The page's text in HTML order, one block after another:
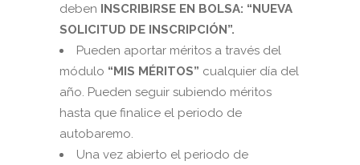
deben
INSCRIBIRSE EN BOLSA: “NUEVA
SOLICITUD DE INSCRIPCIÓN”.
Pueden aportar méritos a través del
módulo “MIS MÉRITOS” cualquier día del
año. Pueden seguir subiendo méritos
hasta que finalice el periodo de
autobaremo.
Una vez abierto el periodo de